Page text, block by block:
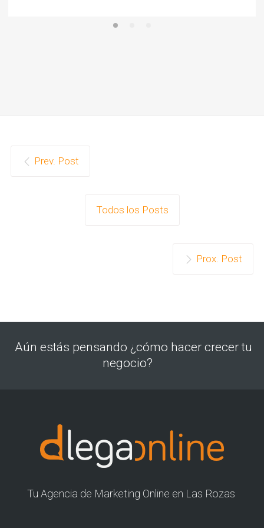
Prev. Post
Todos los Posts
Prox. Post
Aún estás pensando ¿cómo hacer crecer tu
negocio?
Tu Agencia de Marketing Online en Las Rozas